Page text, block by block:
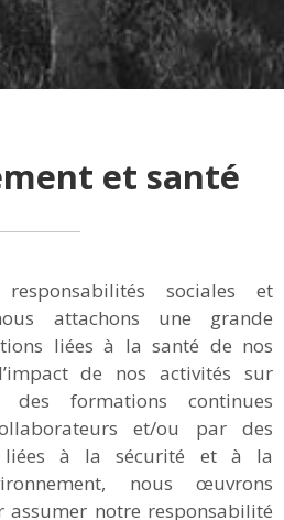
et santé
sociales et
attachons une grande
liées à la santé de nos
de nos activités sur
des formations continues
et/ou par des
liées à la sécurité et à la
nous œuvrons
notre responsabilité